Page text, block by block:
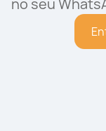
no seu